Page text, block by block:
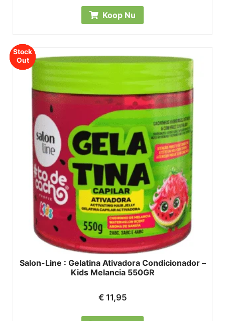
Koop Nu
Stock
Out
Stock
Out
Stock
Out
Salon-Line : Gelatina Ativadora Condicionador –
Kids Melancia 550GR
€11,95